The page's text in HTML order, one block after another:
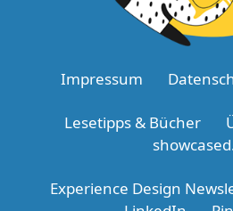
Impressum
Lesetipps & Bücher
Experience Design